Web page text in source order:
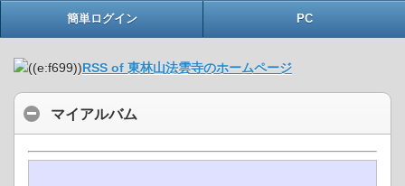
簡単ログイン PC
RSS of 東林山法雲寺のホームページ
マイアルバム